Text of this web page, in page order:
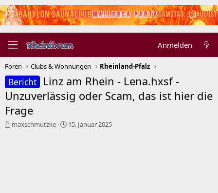
Anmelden
Foren Clubs & Wohnungen Rheinland-Pfalz
Bericht
Linz am Rhein - Lena.hxsf -
Unzuverlässig oder Scam, das ist hier die
Frage
E
maxschmutzke
E15. Januar 2025